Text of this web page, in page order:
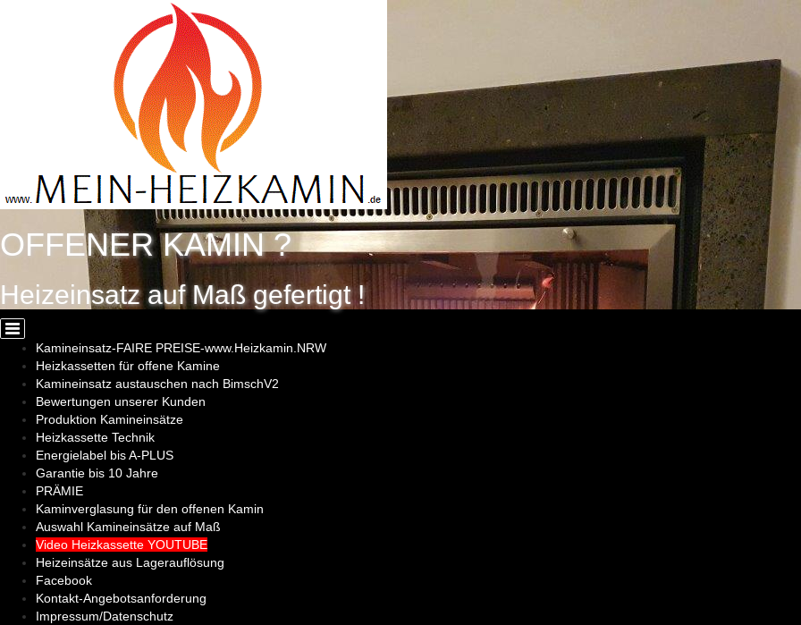
OFFENER KAMIN ?
Heizeinsatz auf Maß gefertigt !
Kamineinsatz-FAIRE PREISE-www.Heizkamin.NRW
Heizkassetten für offene Kamine
Kamineinsatz austauschen nach BimschV2
Bewertungen unserer Kunden
Produktion Kamineinsätze
Heizkassette Technik
Energielabel bis A-PLUS
Garantie bis 10 Jahre
PRÄMIE
Kaminverglasung für den offenen Kamin
Auswahl Kamineinsätze auf Maß
Video Heizkassette YOUTUBE
Heizeinsätze aus Lagerauflösung
Facebook
Kontakt-Angebotsanforderung
Impressum/Datenschutz